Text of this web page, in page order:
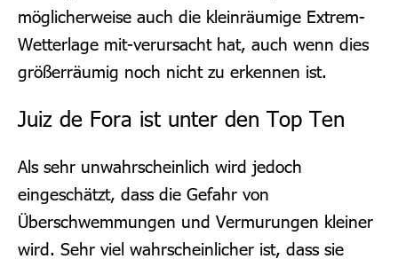
möglicherweise auch die kleinräumige Extrem-
Wetterlage mit-verursacht hat, auch wenn dies
größerräumig noch nicht zu erkennen ist.
Juiz de Fora ist unter den Top Ten
Als sehr unwahrscheinlich wird jedoch
eingeschätzt, dass die Gefahr von
Überschwemmungen und Vermurungen kleiner
wird. Sehr viel wahrscheinlicher ist, dass sie